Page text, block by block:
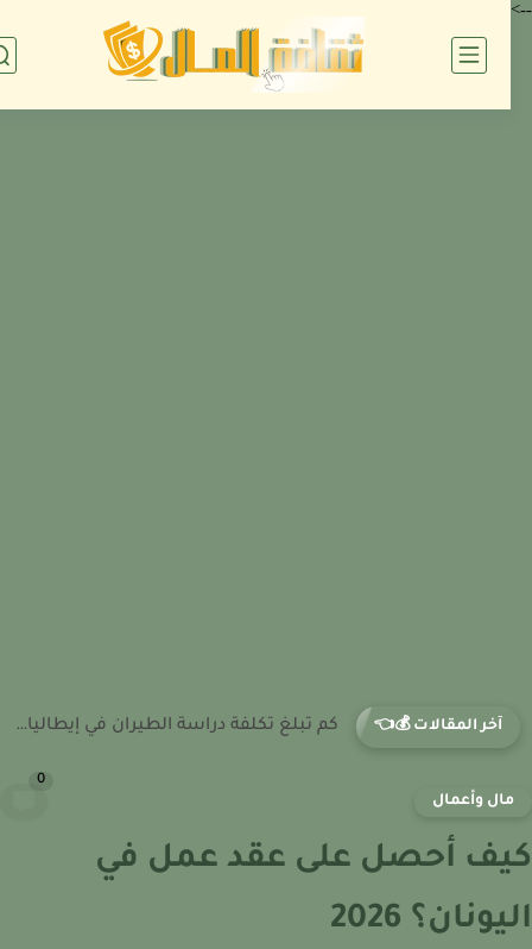
آخر المقالات 💰👈 كم تبلغ تكلفة دراسة الطيران في فرنسا؟ نظام الرسوم داخل...
وأعمال
أحصل على عقد عمل في
2026